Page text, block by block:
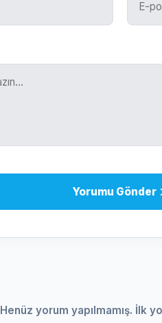
Yorumu Gönder
Henüz yorum yapılmamış. İlk